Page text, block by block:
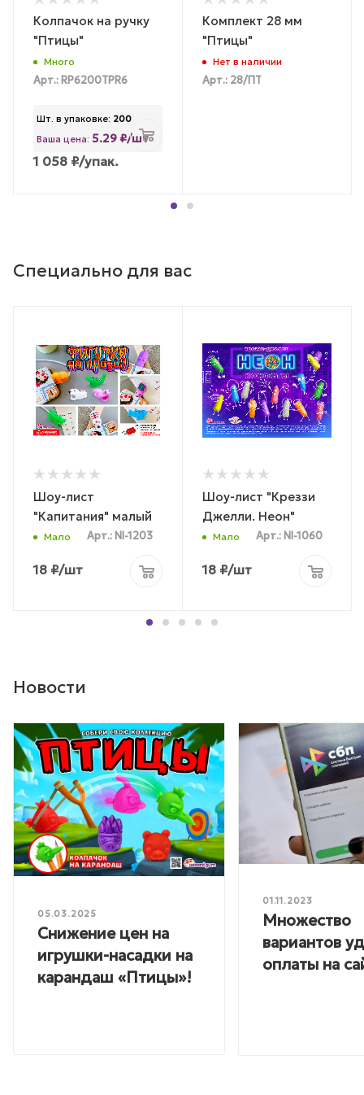
Колпачок на ручку
"Птицы"
Много
Арт.: RP6200TPR6
Шт. в упаковке: 200
Ваша цена: 5.29 ₽/шт
1 058 ₽/упак.
Комплект 28 мм
"Птицы"
Нет в наличии
Арт.: 28/ПТ
Специально для вас
Шоу-лист
"Капитания" малый
Мало Арт.: NI-1203
18 ₽/шт
Шоу-лист "Креззи
Джелли. Неон"
Мало Арт.: NI-1060
18 ₽/шт
Новости
05.03.2025
Снижение цен на
игрушки-насадки на
карандаш «Птицы»!
01.11.2023
Множество
вариантов
оплаты на